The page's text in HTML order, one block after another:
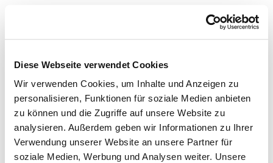
Diese Webseite verwendet Cookies
Wir verwenden Cookies, um Inhalte und Anzeigen zu
personalisieren, Funktionen für soziale Medien anbieten
zu können und die Zugriffe auf unsere Website zu
analysieren. Außerdem geben wir Informationen zu Ihrer
Verwendung unserer Website an unsere Partner für
soziale Medien, Werbung und Analysen weiter. Unsere